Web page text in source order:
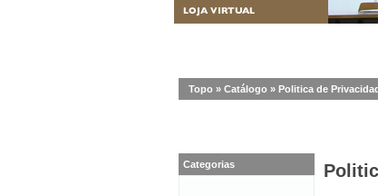
Topo » Catálogo » Politica de
Categorias